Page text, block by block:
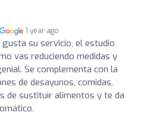
1 year ago
gusta su servicio, el estudio
vas reduciendo medidas y
Se complementa con la
de desayunos, comidas,
de sustituir alimentos y te da